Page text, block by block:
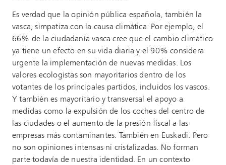
Es verdad que la opinión pública española, también la
vasca, simpatiza con la causa climática. Por ejemplo, el
66% de la ciudadanía vasca cree que el cambio climático
ya tiene un efecto en su vida diaria y el 90% considera
urgente la implementación de nuevas medidas. Los
valores ecologistas son mayoritarios dentro de los
votantes de los principales partidos, incluidos los vascos.
Y también es mayoritario y transversal el apoyo a
medidas como la expulsión de los coches del centro de
las ciudades o el aumento de la presión fiscal a las
empresas más contaminantes. También en Euskadi. Pero
no son opiniones intensas ni cristalizadas. No forman
parte todavía de nuestra identidad. En un contexto